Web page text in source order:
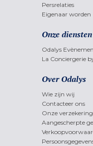
Persrelaties
Eigenaar worden
Onze diensten
Odalys
La Conciergerie
Over Odalys
Wie zijn wij
Contacteer ons
Onze
Aangescherpte